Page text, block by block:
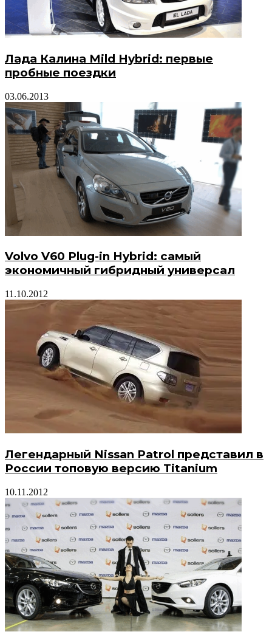
Лада Калина Mild Hybrid: первые
пробные поездки
03.06.2013
Volvo V60 Plug-in Hybrid: самый
экономичный гибридный универсал
11.10.2012
Легендарный Nissan Patrol представил в
России топовую версию Titanium
10.11.2012